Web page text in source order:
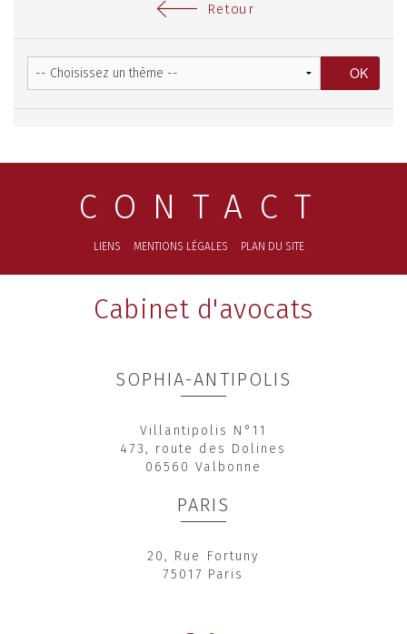
Retour
CONTACT
LIENS MENTIONS LÉGALES PLAN DU SITE
Cabinet d'avocats
SOPHIA-ANTIPOLIS
Villantipolis N°11
473, route des Dolines
06560 Valbonne
PARIS
20, Rue Fortuny
75017 Paris